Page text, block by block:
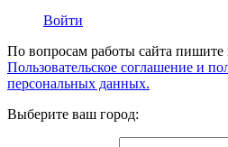
Войти
По вопросам работы сайта пишите
Пользовательское соглашение и
персональных данных.
Выберите ваш город: